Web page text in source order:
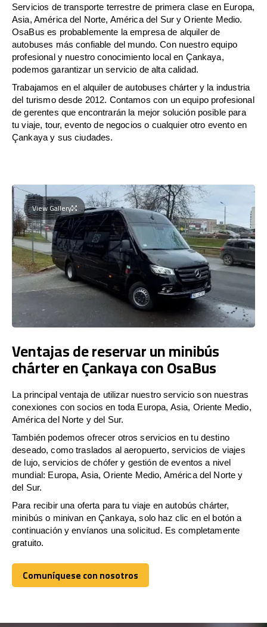
Servicios de transporte terrestre de primera clase en Europa,
Asia, América del Norte, América del Sur y Oriente Medio.
OsaBus es probablemente la empresa de alquiler de
autobuses más confiable del mundo. Con nuestro equipo
profesional y nuestro conocimiento local en Çankaya,
podemos garantizar un servicio de alta calidad.
Trabajamos en el alquiler de autobuses chárter y la industria
del turismo desde 2012. Contamos con un equipo profesional
de gerentes que encontrarán la mejor solución posible para
tu viaje, tour, evento de negocios o cualquier otro evento en
Çankaya y sus ciudades.
View Gallery
Ventajas de reservar un minibús
chárter en Çankaya con OsaBus
La principal ventaja de utilizar nuestro servicio son nuestras
conexiones con socios en toda Europa, Asia, Oriente Medio,
América del Norte y del Sur.
También podemos ofrecer otros servicios en tu destino
deseado, como traslados al aeropuerto, servicios de viajes
de lujo, servicios de chófer y gestión de eventos a nivel
mundial: Europa, Asia, Oriente Medio, América del Norte y
del Sur.
Para recibir una oferta para tu viaje en autobús chárter,
minibús o minivan en Çankaya, solo haz clic en el botón a
continuación y envíanos una solicitud. Es completamente
gratuito.
Comuníquese con nosotros
Comuníquese con nosotros